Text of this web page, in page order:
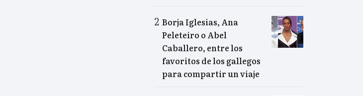
Borja Iglesias, Ana
Peleteiro o Abel
Caballero, entre los
favoritos de los gallegos
para compartir un viaje